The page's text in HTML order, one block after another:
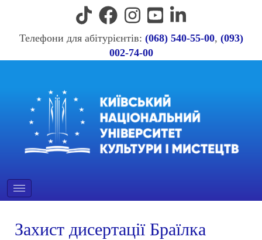
Телефони для абітурієнтів: (068) 540-55-00, (093)
002-74-00
Захист дисертації Браїлка